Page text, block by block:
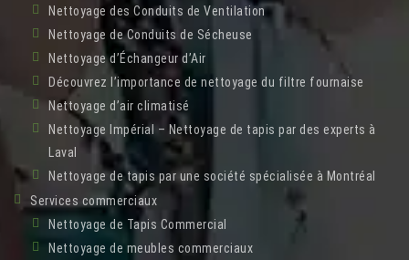
Nettoyage des Conduits de Ventilation
Nettoyage de Conduits de Sécheuse
Nettoyage d’Échangeur d’Air
Découvrez l’importance de nettoyage du filtre fournaise
Nettoyage d’air climatisé
Nettoyage Impérial – Nettoyage de tapis par des experts à
Laval
Nettoyage de tapis par une société spécialisée à Montréal
Services commerciaux
Nettoyage de Tapis Commercial
Nettoyage de meubles commerciaux